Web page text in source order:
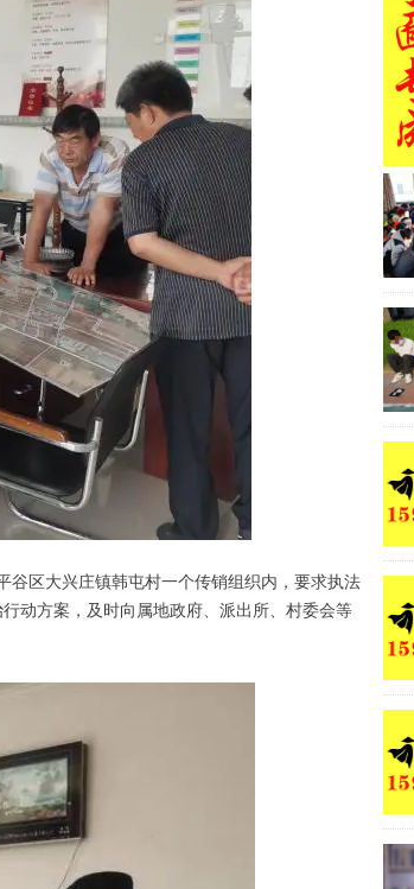
区大兴庄镇韩屯村一个传销组织内，要求执法
动方案，及时向属地政府、派出所、村委会等